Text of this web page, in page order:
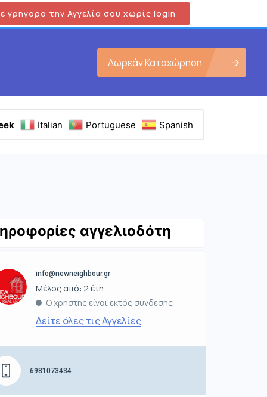
γρήγορα την Αγγελία σου χωρίς login
Δωρεάν Καταχώρηση
Italian Portuguese Spanish
αγγελιοδότη
info@newneighbour.gr
Μέλος από: 2 έτη
Ο χρήστης είναι εκτός σύνδεσης
Δείτε όλες τις Αγγελίες
6981073434